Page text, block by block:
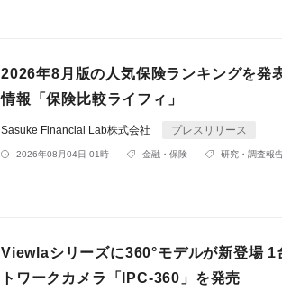
2026年8月版の人気保険ランキングを発
情報「保険比較ライフィ」
Sasuke Financial Lab株式会社 プレスリリース
2026年08月04日 01時 金融・保険 研究・調査報
Viewlaシリーズに360°モデルが新登場
トワークカメラ「IPC-360」を発売